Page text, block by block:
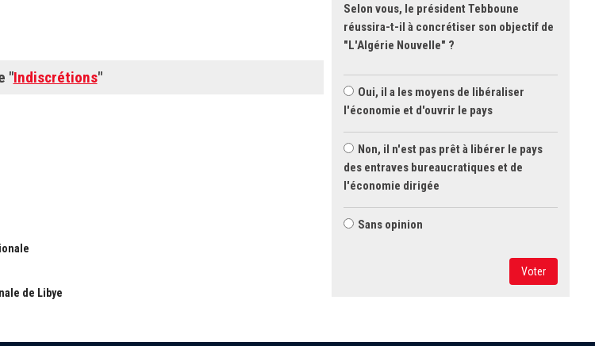
"Indiscrétions"
de Libye
Selon vous, le président Tebboune
réussira-t-il à concrétiser son objectif de
"L'Algérie Nouvelle" ?
Oui, il a les moyens de libéraliser
l'économie et d'ouvrir le pays
Non, il n'est pas prêt à libérer le pays
des entraves bureaucratiques et de
l'économie dirigée
Sans opinion
Voter